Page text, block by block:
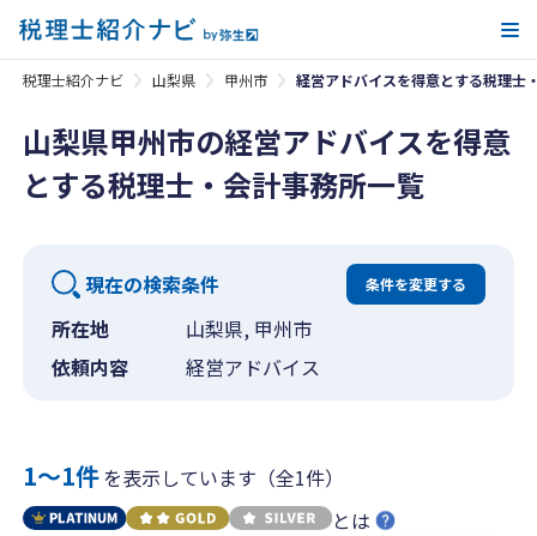
税理士紹介ナビ 山梨県 甲州市 経営アドバイスを得意とする税理士
山梨県甲州市の経営アドバイスを得意
とする税理士・会計事務所一覧
現在の検索条件 条件を変更する
所在地
山梨県, 甲州市
依頼内容
経営アドバイス
1〜1件を表示しています（全1件）
とは